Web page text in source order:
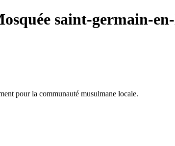
saint-germain-
pour la communauté musulmane locale.